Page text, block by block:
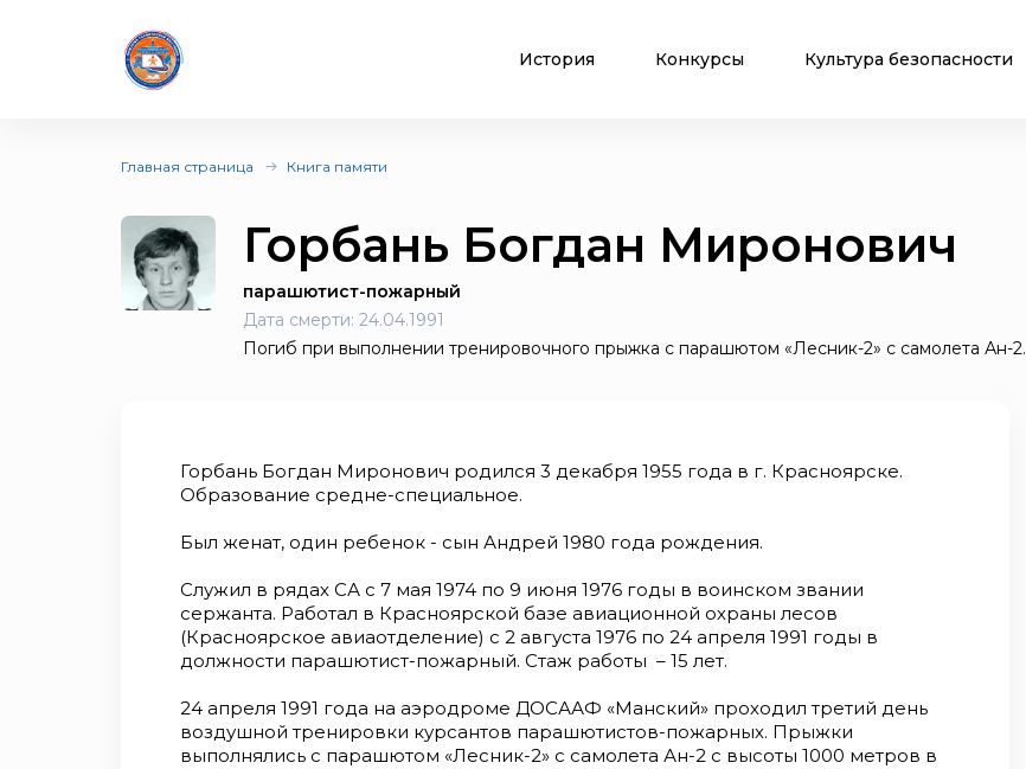
История Конкурсы Культура безопасности
Главная страница Книга памяти
Горбань Богдан Миронович
парашютист-пожарный
Дата смерти: 24.04.1991
Погиб при выполнении тренировочного прыжка с парашютом «Лесник-2» с самолета Ан-2.
Горбань Богдан Миронович родился 3 декабря 1955 года в г. Красноярске.
Образование средне-специальное.
Был женат, один ребенок - сын Андрей 1980 года рождения.
Служил в рядах СА с 7 мая 1974 по 9 июня 1976 годы в воинском звании
сержанта. Работал в Красноярской базе авиационной охраны лесов
(Красноярское авиаотделение) с 2 августа 1976 по 24 апреля 1991 годы в
должности парашютист-пожарный. Стаж работы – 15 лет.
24 апреля 1991 года на аэродроме ДОСААФ «Манский» проходил третий день
воздушной тренировки курсантов парашютистов-пожарных. Прыжки
выполнялись с парашютом «Лесник-2» с самолета Ан-2 с высоты 1000 метров в